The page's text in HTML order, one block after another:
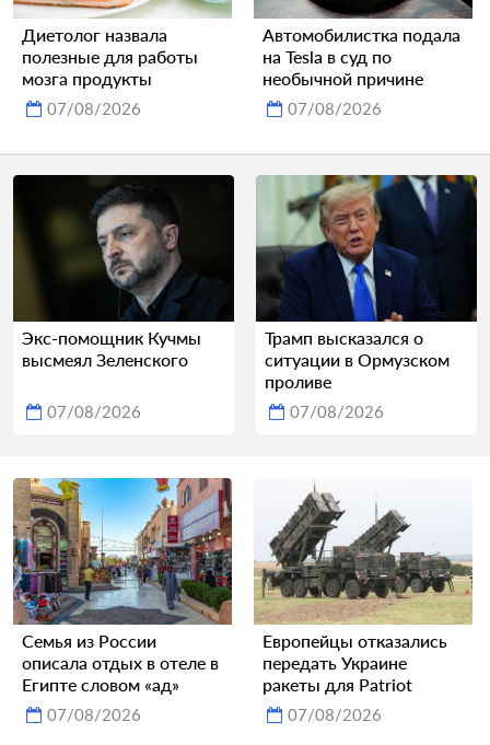
Диетолог назвала
полезные для работы
мозга продукты
07/08/2026
Автомобилистка подала
на Tesla в суд по
необычной причине
07/08/2026
Экс-помощник Кучмы
высмеял Зеленского
07/08/2026
Трамп высказался о
ситуации в Ормузском
проливе
07/08/2026
Семья из России
описала отдых в отеле в
Египте словом «ад»
07/08/2026
Европейцы отказались
передать Украине
ракеты для Patriot
07/08/2026